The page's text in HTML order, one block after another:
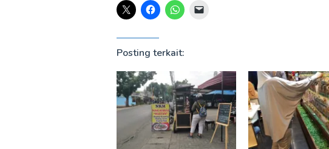
Posting terkait: